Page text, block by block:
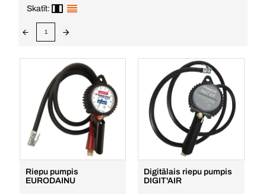
Skatīt:
1
Riepu pumpis
EURODAINU
Digitālais riepu pumpis
DIGIT'AIR